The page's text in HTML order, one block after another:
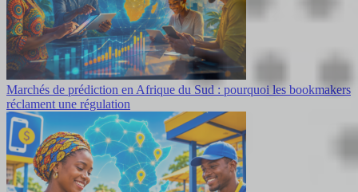
Marchés de prédiction en Afrique du Sud : pourquoi les bookmakers
réclament une régulation